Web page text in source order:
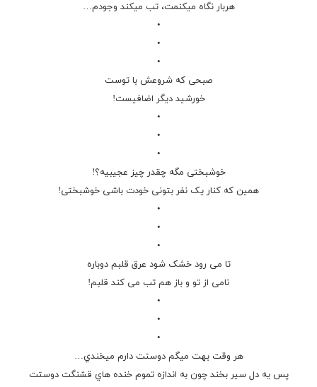
هربار نگاه میکنمت، تب میکند وجودم…
•
•
•
صبحی که شروعش با توست
خورشید دیگر اضافیست!
•
•
•
خوشبختی مگه چقدر چیز عجیبیه؟!
همین که کنار یک نفر بتونی خودت باشی خوشبختی!
•
•
•
تا می رود خشک شود عرق قلبم دوباره
نامی از تو و باز هم تب می کند قلبم!
•
•
•
ﻫﺮ ﻭﻗﺖ ﺑﻬﺖ ﻣﻴﮕﻢ ﺩﻭﺳﺘﺖ ﺩﺍﺭﻡ ﻣﻴﺨﻨﺪﻱ…
ﭘﺲ ﻳﻪ ﺩﻝ ﺳﻴﺮ ﺑﺨﻨﺪ ﭼﻮﻥ ﺑﻪ ﺍﻧﺪﺍﺯﻩ ﺗﻤﻮﻡ ﺧﻨﺪﻩ ﻫﺎﻱ ﻗﺸﻨﮕﺖ ﺩﻭﺳﺘﺖ